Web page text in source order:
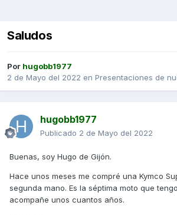
Saludos
Por hugobb1977
2 de Mayo del 2022 en Presentaciones de
hugobb1977
Publicado 2 de Mayo del 2022
Buenas, soy Hugo de Gijón.
Hace unos meses me compré una Kymco
segunda mano. Es la séptima moto que
acompañe unos cuantos años.